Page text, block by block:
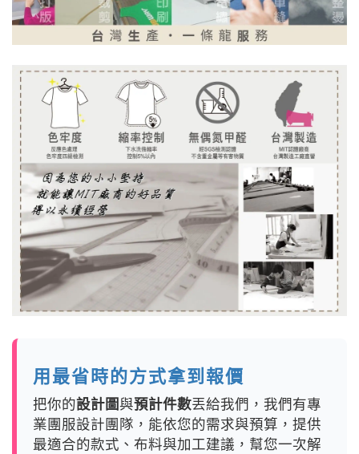
用最省時的方式拿到報價
把你的設計圖與預計件數丟給我們，我們有專
業團服設計團隊，能依您的需求與預算，提供
最適合的款式、布料與加工建議，幫您一次解